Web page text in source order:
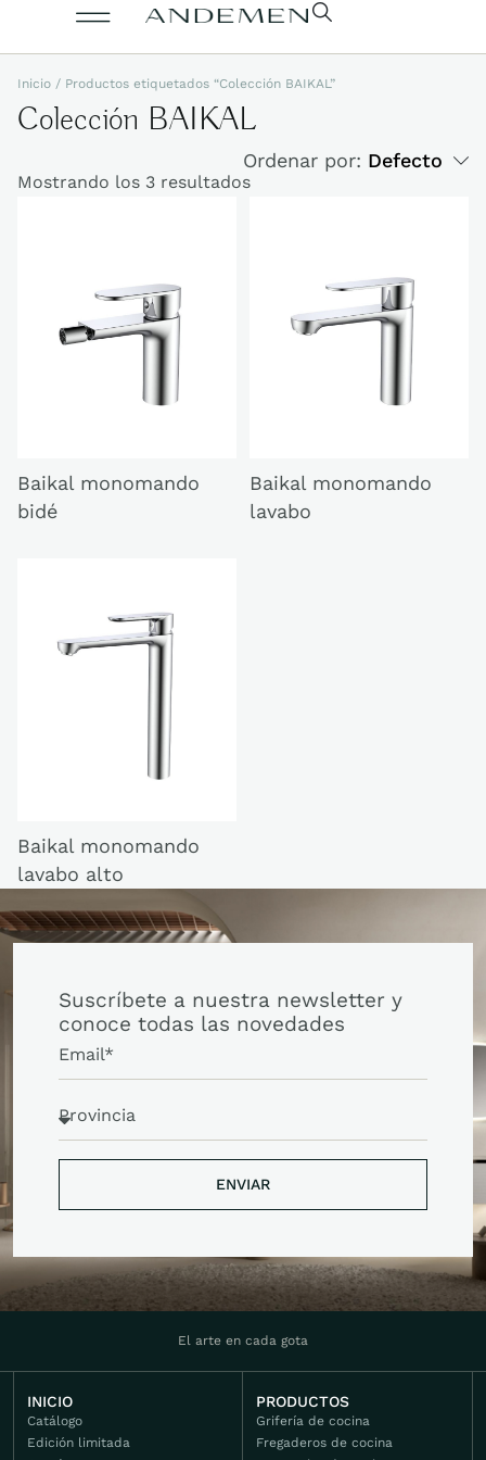
Inicio / Productos etiquetados “Colección BAIKAL”
Colección BAIKAL
Ordenar por: Defecto
Baikal monomando
bidé
Baikal monomando
lavabo
Baikal monomando
lavabo alto
Mostrando los 3 resultados
Suscríbete a nuestra newsletter y
conoce todas las novedades
ENVIAR
El arte en cada gota
INICIO
Catálogo
Edición limitada
PRODUCTOS
Grifería de cocina
Fregaderos de cocina